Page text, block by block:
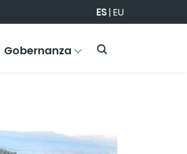
ES|EU
Gobernanza